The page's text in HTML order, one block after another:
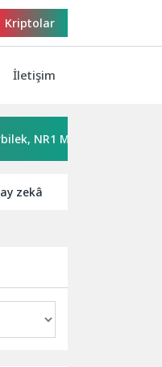
Kriptolar
İletişim
Magazin’de: ‘Son
zekâ